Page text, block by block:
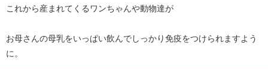
これから産まれてくるワンちゃんや動物達が
お母さんの母乳をいっぱい飲んでしっかり免疫をつけられますよう
に。